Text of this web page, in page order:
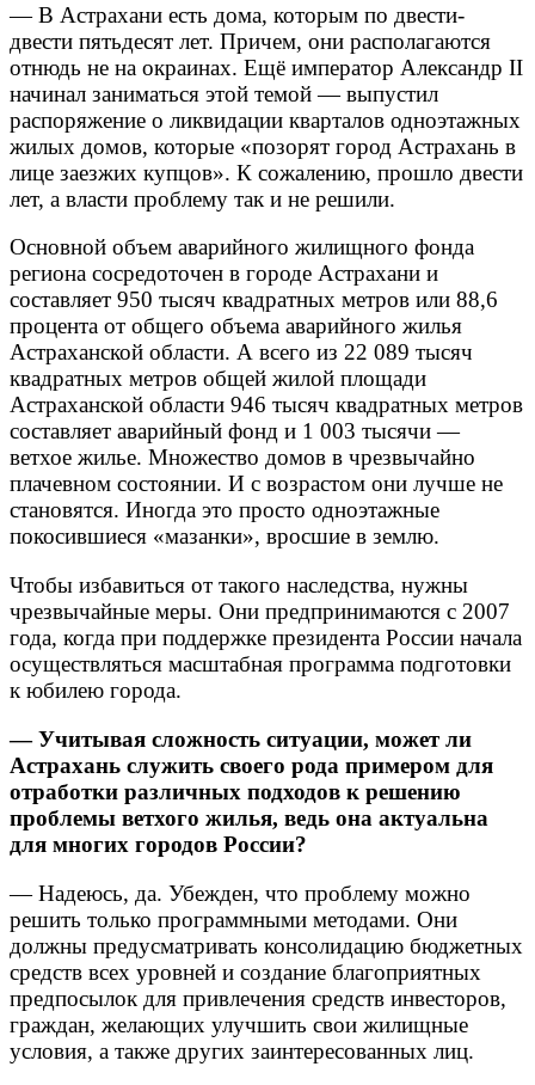
— В Астрахани есть дома, которым по двести-
двести пятьдесят лет. Причем, они располагаются
отнюдь не на окраинах. Ещё император Александр II
начинал заниматься этой темой — выпустил
распоряжение о ликвидации кварталов одноэтажных
жилых домов, которые «позорят город Астрахань в
лице заезжих купцов». К сожалению, прошло двести
лет, а власти проблему так и не решили.
Основной объем аварийного жилищного фонда
региона сосредоточен в городе Астрахани и
составляет 950 тысяч квадратных метров или 88,6
процента от общего объема аварийного жилья
Астраханской области. А всего из 22 089 тысяч
квадратных метров общей жилой площади
Астраханской области 946 тысяч квадратных метров
составляет аварийный фонд и 1 003 тысячи —
ветхое жилье. Множество домов в чрезвычайно
плачевном состоянии. И с возрастом они лучше не
становятся. Иногда это просто одноэтажные
покосившиеся «мазанки», вросшие в землю.
Чтобы избавиться от такого наследства, нужны
чрезвычайные меры. Они предпринимаются с 2007
года, когда при поддержке президента России начала
осуществляться масштабная программа подготовки
к юбилею города.
— Учитывая сложность ситуации, может ли
Астрахань служить своего рода примером для
отработки различных подходов к решению
проблемы ветхого жилья, ведь она актуальна
для многих городов России?
— Надеюсь, да. Убежден, что проблему можно
решить только программными методами. Они
должны предусматривать консолидацию бюджетных
средств всех уровней и создание благоприятных
предпосылок для привлечения средств инвесторов,
граждан, желающих улучшить свои жилищные
условия, а также других заинтересованных лиц.